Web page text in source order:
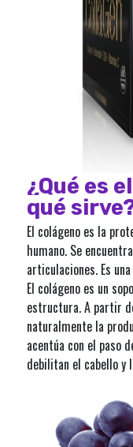
¿Qué es
qué
El colágeno es la
humano. Se
articulaciones. Es
El colágeno es un
estructura. A partir
naturalmente la
acentúa con el paso
debilitan el cabello y